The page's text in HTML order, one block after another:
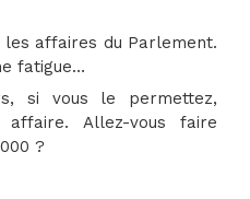
affaires du Parlement.
fatigue…
si vous le permettez,
Allez-vous faire
?